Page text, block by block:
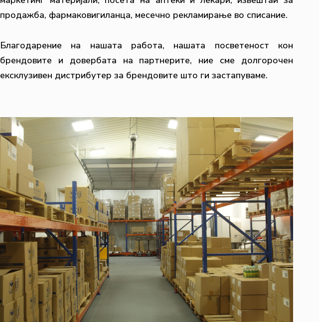
продажба, фармаковигиланца, месечно рекламирање во списание.
Благодарение на нашата работа, нашата посветеност кон
брендовите и довербата на партнерите, ние сме долгорочен
ексклузивен дистрибутер за брендовите што ги застапуваме.